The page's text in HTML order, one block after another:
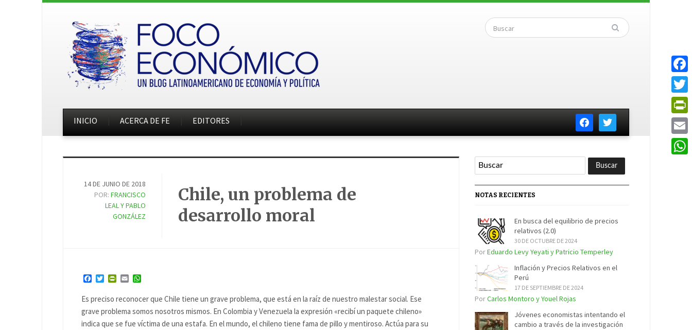
facebooktwitter
INICIO ACERCA DE FE EDITORES
14 DE JUNIO DE 2018
POR:FRANCISCO
LEAL Y PABLO
GONZÁLEZ
Chile, un problema de
desarrollo moral
Facebook
TwitterPrintFriendly
Email
Es preciso reconocer que Chile tiene un grave problema, que está en la raíz de nuestro malestar social. Ese
grave problema somos nosotros mismos. En Colombia y Venezuela la expresión «recibí un paquete chileno»
indica que se fue víctima de una estafa. En el mundo, el chileno tiene fama de pillo y mentiroso. Actúa para su
NOTAS RECIENTES
En busca del equilibrio de precios
relativos (2.0)
30 DE OCTUBRE DE 2024
PorEduardo Levy Yeyati y Patricio Temperley
Inflación y Precios Relativos en el
Perú
17 DE SEPTIEMBRE DE 2024
PorCarlos Montoro y Youel Rojas
Jóvenes economistas intentando el
cambio a través de la investigación
Email